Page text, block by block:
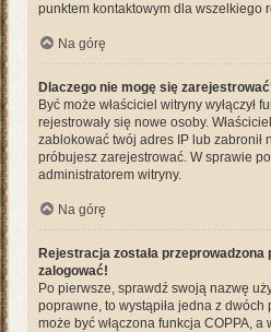
punktem kontaktowym dla wszelkiego
Na górę
Dlaczego nie mogę się
Być może właściciel witryny wyłączył
rejestrowały się nowe osoby.
zablokować twój adres IP lub zabronił
próbujesz zarejestrować. W sprawie
administratorem witryny.
Na górę
Rejestracja została
zalogować!
Po pierwsze, sprawdź swoją nazwę
poprawne, to wystąpiła jedna z dwóch
może być włączona funkcja COPPA, a